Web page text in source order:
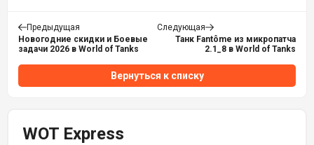
Предыдущая
Новогодние скидки и Боевые
задачи 2026 в World of Tanks
Следующая
Танк Fantôme из микропатча
2.1_8 в World of Tanks
Вернуться к списку
WOT Express